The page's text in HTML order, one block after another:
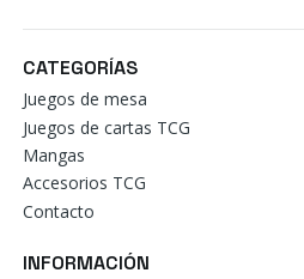
CATEGORÍAS
Juegos de mesa
Juegos de cartas TCG
Mangas
Accesorios TCG
Contacto
INFORMACIÓN